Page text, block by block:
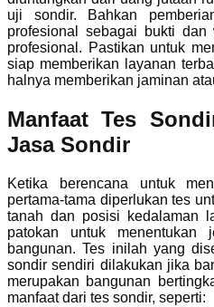
uji sondir. Bahkan
profesional sebagai bukti
profesional. Pastikan untuk
siap memberikan layanan
halnya memberikan jaminan
Manfaat Tes
Jasa Sondir
Ketika berencana untuk
pertama-tama diperlukan tes
tanah dan posisi kedalaman
patokan untuk menentukan
bangunan. Tes inilah yang
sondir sendiri dilakukan jika
merupakan bangunan
manfaat dari tes sondir, seperti: